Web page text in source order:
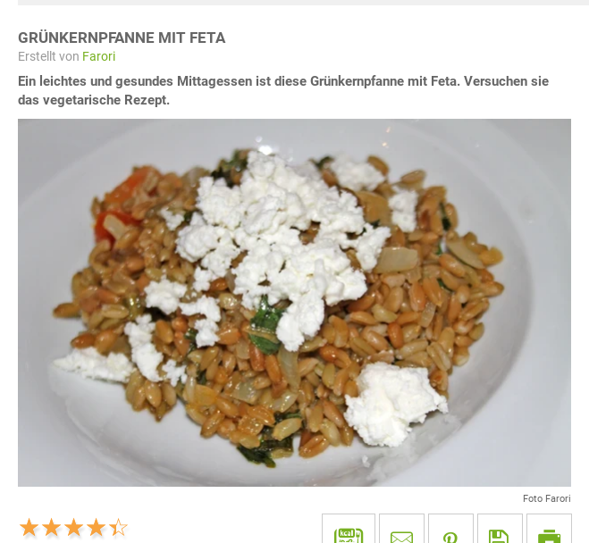
GRÜNKERNPFANNE MIT FETA
Erstellt von Farori
Ein leichtes und gesundes Mittagessen ist diese Grünkernpfanne mit Feta. Versuchen sie
das vegetarische Rezept.
Foto Farori